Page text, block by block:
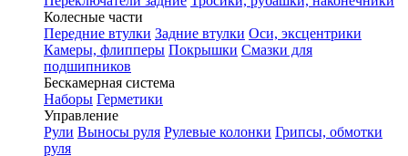
Колесные части
Передние втулки Задние втулки Оси, эксцентрики
Камеры, флипперы Покрышки Смазки для
подшипников
Бескамерная система
Наборы Герметики
Управление
Рули Выносы руля Рулевые колонки Грипсы, обмотки
руля